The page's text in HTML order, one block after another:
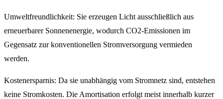
Umweltfreundlichkeit: Sie erzeugen Licht ausschließlich aus
erneuerbarer Sonnenenergie, wodurch CO2-Emissionen im
Gegensatz zur konventionellen Stromversorgung vermieden
werden.
Kostenersparnis: Da sie unabhängig vom Stromnetz sind, entstehen
keine Stromkosten. Die Amortisation erfolgt meist innerhalb kurzer